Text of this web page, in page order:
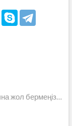
жол бермеңіз…